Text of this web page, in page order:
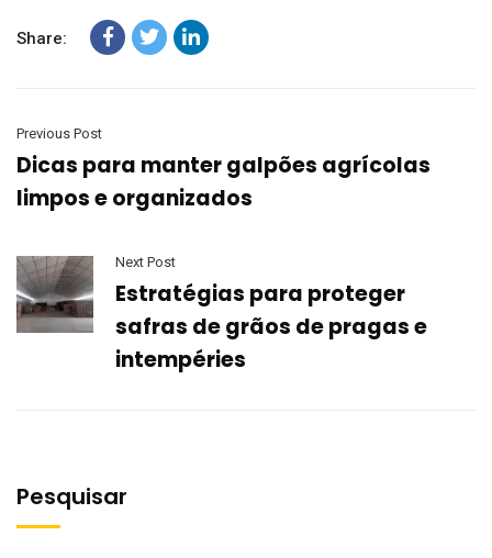
Share:
Previous Post
Dicas para manter galpões agrícolas
limpos e organizados
Next Post
Estratégias para proteger
safras de grãos de pragas e
intempéries
Pesquisar